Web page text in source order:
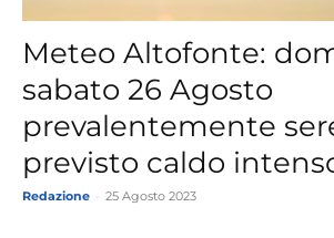
Meteo Altofonte:
sabato 26 Agosto
prevalentemente
previsto caldo
Redazione 25 Agosto 2023